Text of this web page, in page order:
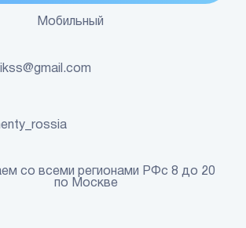
Мобильный
со всеми регионами РФс 8 до 20
по Москве